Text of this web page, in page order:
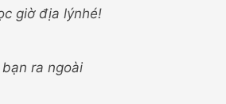
giờ địa lýnhé!
ra ngoài